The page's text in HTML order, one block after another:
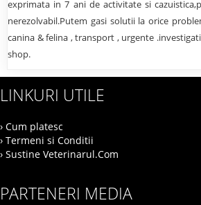
exprimata in 7 ani de activitate si
nerezolvabil.Putem gasi solutii la orice
canina & felina , transport , urgente
shop.
LINKURI UTILE
› Cum platesc
› Termeni si Conditii
› Sustine Veterinarul.Com
PARTENERI MEDIA